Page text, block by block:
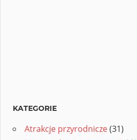
KATEGORIE
Atrakcje przyrodnicze(31)